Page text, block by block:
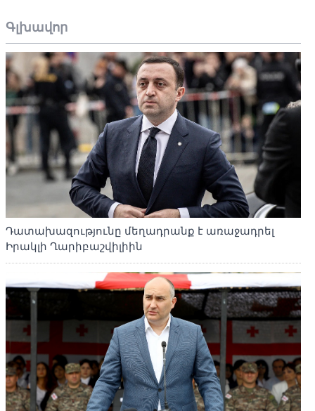
Գլխավոր
Դատախազությունը մեղադրանք է առաջադրել
Իրակլի Ղարիբաշվիլիին